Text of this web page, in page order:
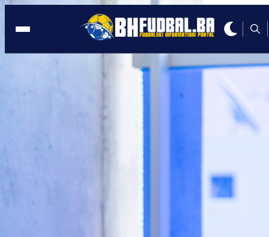
Ima potencijal, ali ga ne pokazuje na
terenu! Koliko puta ste ovo čuli?